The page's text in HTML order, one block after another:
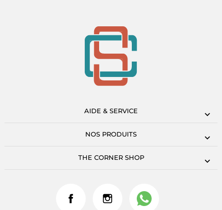
AIDE & SERVICE
NOS PRODUITS
THE CORNER SHOP